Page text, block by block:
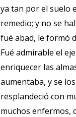
ya tan por el suelo
remedio; y no se
fué abad, le formó
Fué admirable el
enriquecer las
aumentaba, y se
resplandeció con
muchos enfermos,